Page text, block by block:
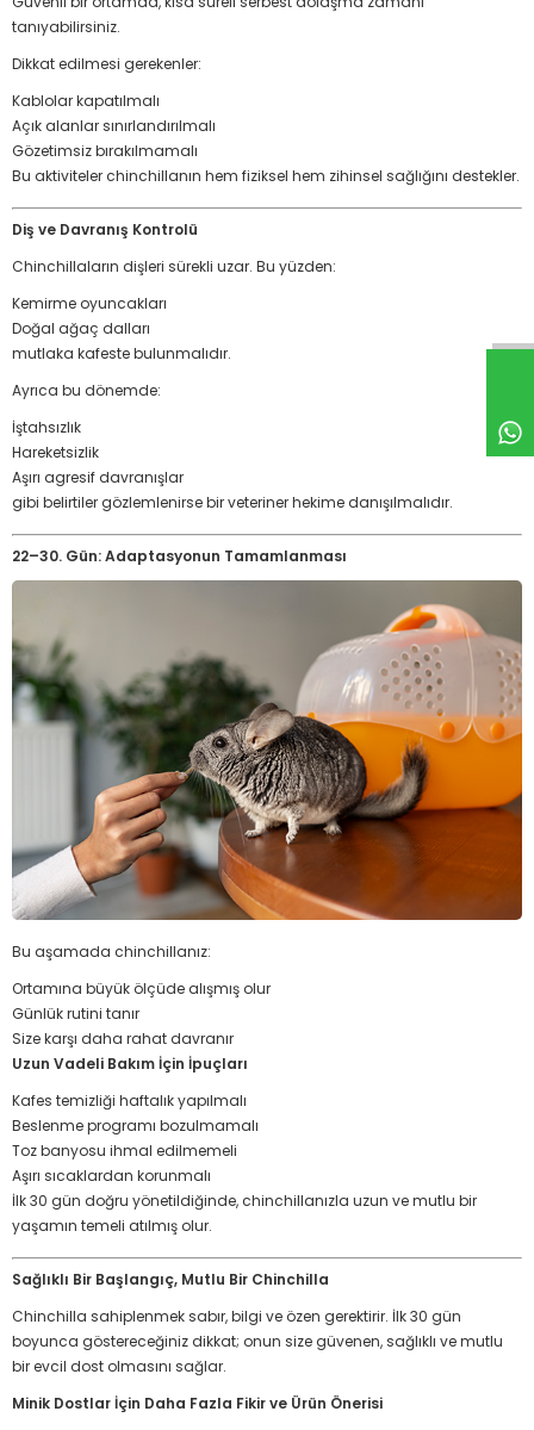
tanıyabilirsiniz.
Dikkat edilmesi gerekenler:
Kablolar kapatılmalı
Açık alanlar sınırlandırılmalı
Gözetimsiz bırakılmamalı
Bu aktiviteler chinchillanın hem fiziksel hem zihinsel sağlığını destekler.
Diş ve Davranış Kontrolü
Chinchillaların dişleri sürekli uzar. Bu yüzden:
Kemirme oyuncakları
Doğal ağaç dalları
mutlaka kafeste bulunmalıdır.
Ayrıca bu dönemde:
İştahsızlık
Hareketsizlik
Aşırı agresif davranışlar
gibi belirtiler gözlemlenirse bir veteriner hekime danışılmalıdır.
22–30. Gün: Adaptasyonun Tamamlanması
Bu aşamada chinchillanız:
Ortamına büyük ölçüde alışmış olur
Günlük rutini tanır
Size karşı daha rahat davranır
Uzun Vadeli Bakım İçin İpuçları
Kafes temizliği haftalık yapılmalı
Beslenme programı bozulmamalı
Toz banyosu ihmal edilmemeli
Aşırı sıcaklardan korunmalı
İlk 30 gün doğru yönetildiğinde, chinchillanızla uzun ve mutlu bir
yaşamın temeli atılmış olur.
Sağlıklı Bir Başlangıç, Mutlu Bir Chinchilla
Chinchilla sahiplenmek sabır, bilgi ve özen gerektirir. İlk 30 gün
boyunca göstereceğiniz dikkat; onun size güvenen, sağlıklı ve mutlu
bir evcil dost olmasını sağlar.
Minik Dostlar İçin Daha Fazla Fikir ve Ürün Önerisi